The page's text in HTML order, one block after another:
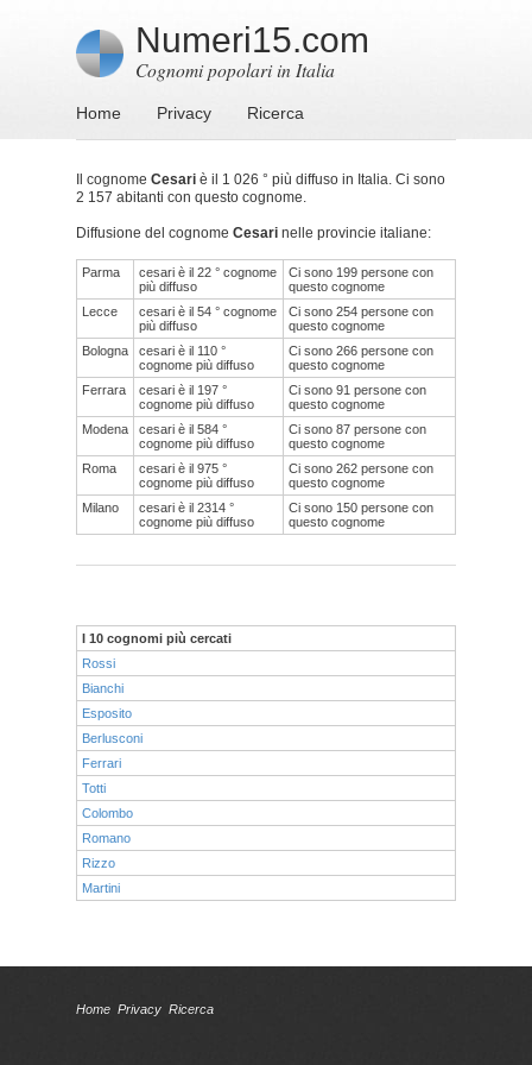
Numeri15.com
Cognomi popolari in Italia
Home Privacy Ricerca
Il cognome Cesari è il 1 026 ° più diffuso in Italia. Ci sono
2 157 abitanti con questo cognome.
Diffusione del cognome Cesari nelle provincie italiane:
Parma
cesari è il 22 ° cognome
più diffuso
Ci sono 199 persone con
questo cognome
Lecce
cesari è il 54 ° cognome
più diffuso
Ci sono 254 persone con
questo cognome
Bologna
cesari è il 110 °
cognome più diffuso
Ci sono 266 persone con
questo cognome
Ferrara
cesari è il 197 °
cognome più diffuso
Ci sono 91 persone con
questo cognome
Modena
cesari è il 584 °
cognome più diffuso
Ci sono 87 persone con
questo cognome
Roma
cesari è il 975 °
cognome più diffuso
Ci sono 262 persone con
questo cognome
Milano
cesari è il 2314 °
cognome più diffuso
Ci sono 150 persone con
questo cognome
I 10 cognomi più cercati
Rossi
Bianchi
Esposito
Berlusconi
Ferrari
Totti
Colombo
Romano
Rizzo
Martini
Home Privacy Ricerca